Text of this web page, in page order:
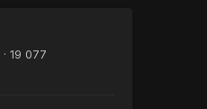
· 19 077